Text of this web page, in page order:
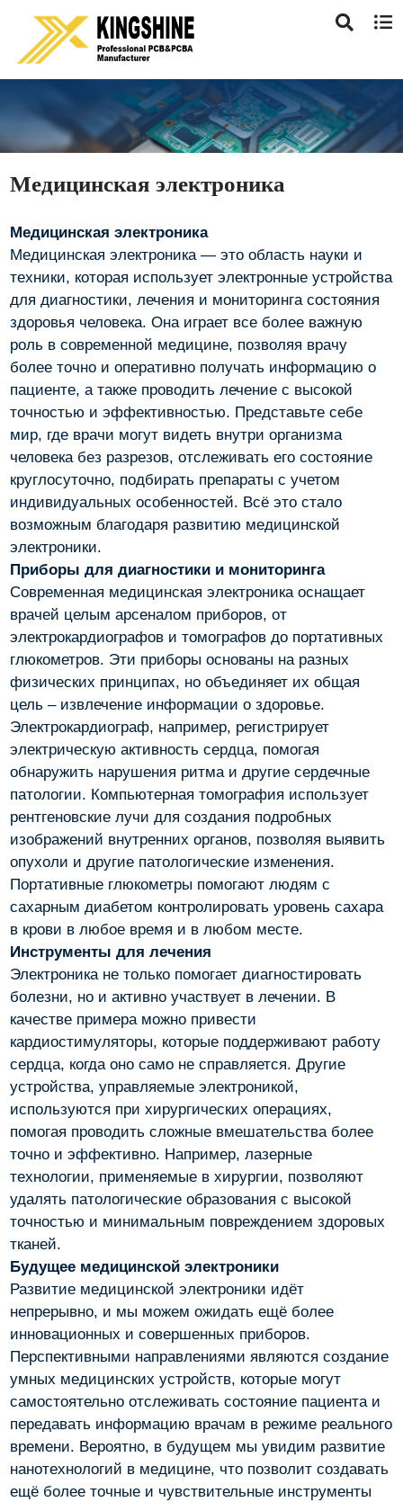
Медицинская электроника
Медицинская электроника
Медицинская электроника — это область науки и
техники, которая использует электронные устройства
для диагностики, лечения и мониторинга состояния
здоровья человека. Она играет все более важную
роль в современной медицине, позволяя врачу
более точно и оперативно получать информацию о
пациенте, а также проводить лечение с высокой
точностью и эффективностью. Представьте себе
мир, где врачи могут видеть внутри организма
человека без разрезов, отслеживать его состояние
круглосуточно, подбирать препараты с учетом
индивидуальных особенностей. Всё это стало
возможным благодаря развитию медицинской
электроники.
Приборы для диагностики и мониторинга
Современная медицинская электроника оснащает
врачей целым арсеналом приборов, от
электрокардиографов и томографов до портативных
глюкометров. Эти приборы основаны на разных
физических принципах, но объединяет их общая
цель – извлечение информации о здоровье.
Электрокардиограф, например, регистрирует
электрическую активность сердца, помогая
обнаружить нарушения ритма и другие сердечные
патологии. Компьютерная томография использует
рентгеновские лучи для создания подробных
изображений внутренних органов, позволяя выявить
опухоли и другие патологические изменения.
Портативные глюкометры помогают людям с
сахарным диабетом контролировать уровень сахара
в крови в любое время и в любом месте.
Инструменты для лечения
Электроника не только помогает диагностировать
болезни, но и активно участвует в лечении. В
качестве примера можно привести
кардиостимуляторы, которые поддерживают работу
сердца, когда оно само не справляется. Другие
устройства, управляемые электроникой,
используются при хирургических операциях,
помогая проводить сложные вмешательства более
точно и эффективно. Например, лазерные
технологии, применяемые в хирургии, позволяют
удалять патологические образования с высокой
точностью и минимальным повреждением здоровых
тканей.
Будущее медицинской электроники
Развитие медицинской электроники идёт
непрерывно, и мы можем ожидать ещё более
инновационных и совершенных приборов.
Перспективными направлениями являются создание
умных медицинских устройств, которые могут
самостоятельно отслеживать состояние пациента и
передавать информацию врачам в режиме реального
времени. Вероятно, в будущем мы увидим развитие
нанотехнологий в медицине, что позволит создавать
ещё более точные и чувствительные инструменты